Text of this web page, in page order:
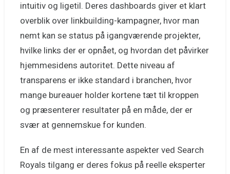
intuitiv og ligetil. Deres dashboards giver et klart
overblik over linkbuilding-kampagner, hvor man
nemt kan se status på igangværende projekter,
hvilke links der er opnået, og hvordan det påvirker
hjemmesidens autoritet. Dette niveau af
transparens er ikke standard i branchen, hvor
mange bureauer holder kortene tæt til kroppen
og præsenterer resultater på en måde, der er
svær at gennemskue for kunden.
En af de mest interessante aspekter ved Search
Royals tilgang er deres fokus på reelle eksperter